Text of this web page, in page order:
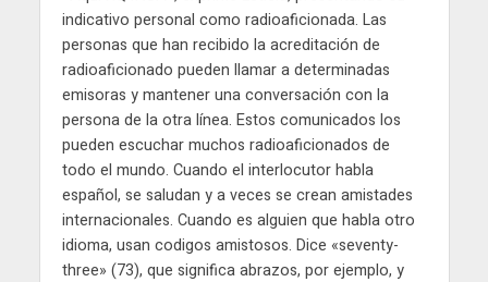
indicativo personal como radioaficionada. Las
personas que han recibido la acreditación de
radioaficionado pueden llamar a determinadas
emisoras y mantener una conversación con la
persona de la otra línea. Estos comunicados los
pueden escuchar muchos radioaficionados de
todo el mundo. Cuando el interlocutor habla
español, se saludan y a veces se crean amistades
internacionales. Cuando es alguien que habla otro
idioma, usan codigos amistosos. Dice «seventy-
three» (73), que significa abrazos, por ejemplo, y